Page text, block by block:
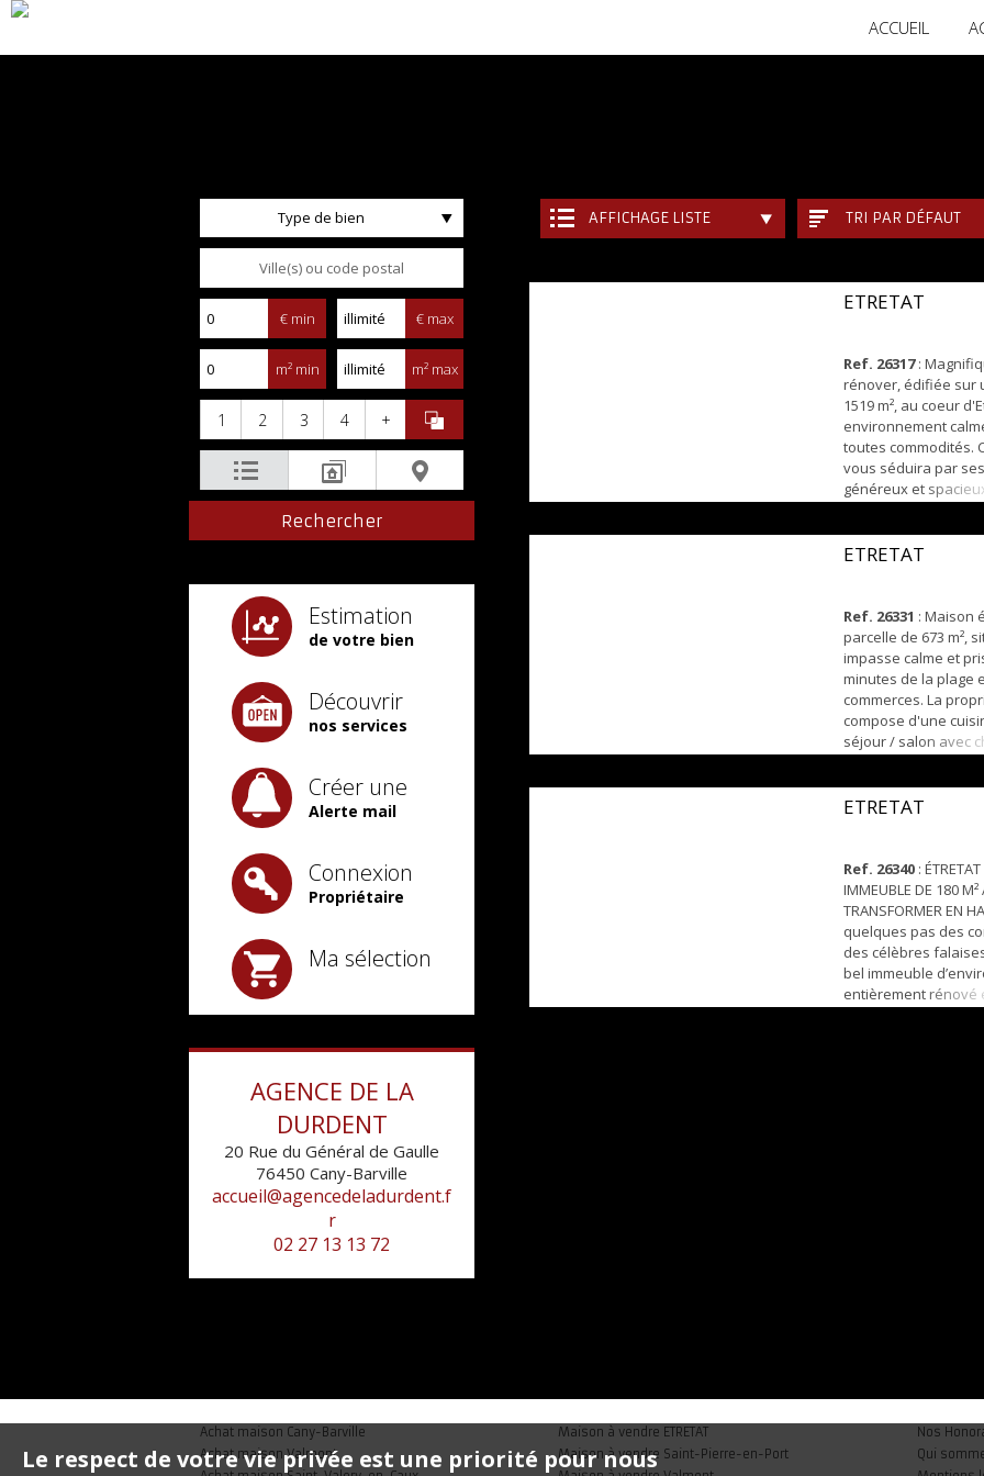
ACCUEIL
Type de bien
€ min € max
m² min m² max
1 2 3 4 +
Estimation
de votre bien
Découvrir
nos services
Créer une
Alerte mail
Connexion
Propriétaire
Ma sélection
AGENCE DE LA
DURDENT
20 Rue du Général de Gaulle
76450 Cany-Barville
accueil@agencedeladurdent.f
r
02 27 13 13 72
AFFICHAGE LISTE TRI PAR DÉFAUT
ETRETAT
Ref. 26317:
rénover, édifiée sur
1519 m², au coeur
environnement
toutes commodités.
vous séduira par
généreux et
WC indépendant,
et chaufferie. A
ETRETAT
Ref. 26331 : Maison
parcelle de 673 m²,
impasse calme et
minutes de la plage
commerces. La
compose d'une
séjour / salon avec
d'un WC
agréable terrasse. A
rez-de...
ETRETAT
Ref. 26340 :
IMMEUBLE DE 180 M²
TRANSFORMER EN
quelques pas des
des célèbres
bel immeuble
entièrement rénové
Achat maison Cany-Barville
Achat maison Valmont
Maison à vendre ETRETAT
Maison à vendre Saint-Pierre-en-Port
Nos
Qui
Le respect de votre vie privée est une priorité pour nous